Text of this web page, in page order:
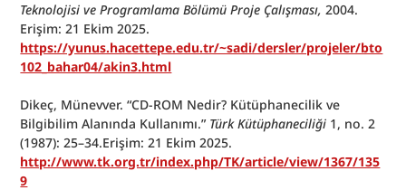
Teknolojisi ve Programlama Bölümü Proje Çalışması, 2004.
Erişim: 21 Ekim 2025.
https://yunus.hacettepe.edu.tr/~sadi/dersler/projeler/bto
102_bahar04/akin3.html
Dikeç, Münevver. “CD-ROM Nedir? Kütüphanecilik ve
Bilgibilim Alanında Kullanımı.” Türk Kütüphaneciliği 1, no. 2
(1987): 25–34.Erişim: 21 Ekim 2025.
http://www.tk.org.tr/index.php/TK/article/view/1367/135
9